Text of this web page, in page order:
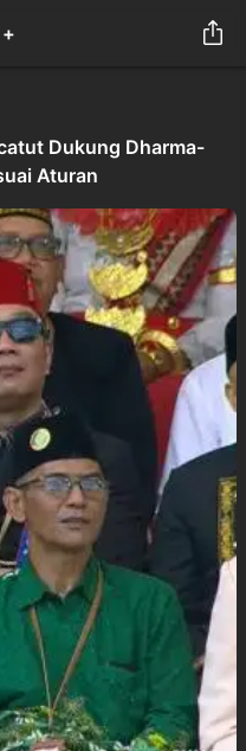
Dukung Dharma-
Aturan